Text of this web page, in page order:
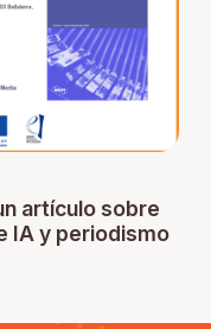
artículo sobre
IA y periodismo